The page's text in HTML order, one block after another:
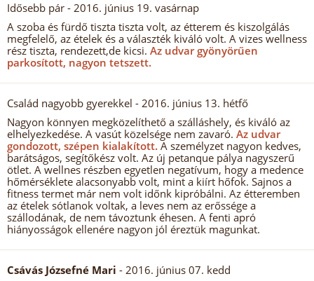
Idősebb pár - 2016. június 19. vasárnap
A szoba és fürdő tiszta tiszta volt, az étterem és kiszolgálás
megfelelő, az ételek és a választék kiváló volt. A vizes wellness
rész tiszta, rendezett,de kicsi. Az udvar gyönyörűen
parkosított, nagyon tetszett.
Család nagyobb gyerekkel - 2016. június 13. hétfő
Nagyon könnyen megközelíthető a szálláshely, és kiváló az
elhelyezkedése. A vasút közelsége nem zavaró. Az udvar
gondozott, szépen kialakított. A személyzet nagyon kedves,
barátságos, segítőkész volt. Az új petanque pálya nagyszerű
ötlet. A wellnes részben egyetlen negatívum, hogy a medence
hőmérséklete alacsonyabb volt, mint a kiírt hőfok. Sajnos a
fitness termet már nem volt időnk kipróbálni. Az étteremben
az ételek sótlanok voltak, a leves nem az erőssége a
szállodának, de nem távoztunk éhesen. A fenti apró
hiányosságok ellenére nagyon jól éreztük magunkat.
Csávás Józsefné Mari - 2016. június 07. kedd